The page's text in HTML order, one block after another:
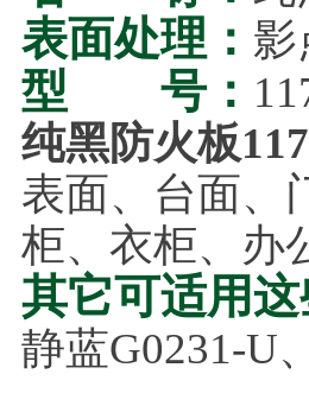
表面处理： 影
型 号：
纯黑防火板
表面、台面、
柜、衣柜、办
其它可适用
静蓝G0231-U